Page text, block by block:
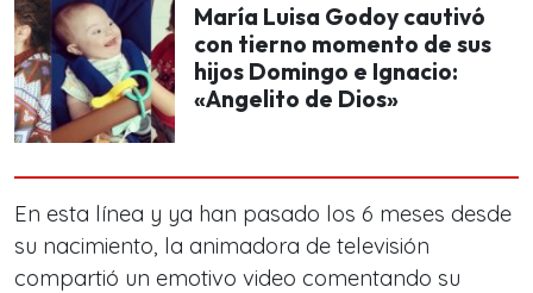
María Luisa Godoy cautivó
con tierno momento de sus
hijos Domingo e Ignacio:
«Angelito de Dios»
En esta línea y ya han pasado los 6 meses desde
su nacimiento, la animadora de televisión
compartió un emotivo video comentando su